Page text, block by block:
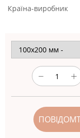
Країна-виробник